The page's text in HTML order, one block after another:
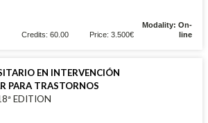
Credits: 60.00 Price: 3.500€
Modality: On-
line
EN INTERVENCIÓN
PARA TRASTORNOS
EDITION